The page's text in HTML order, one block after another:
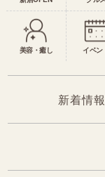
美容・癒し イベン
新着情報